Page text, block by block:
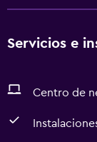
Servicios e
Centro de